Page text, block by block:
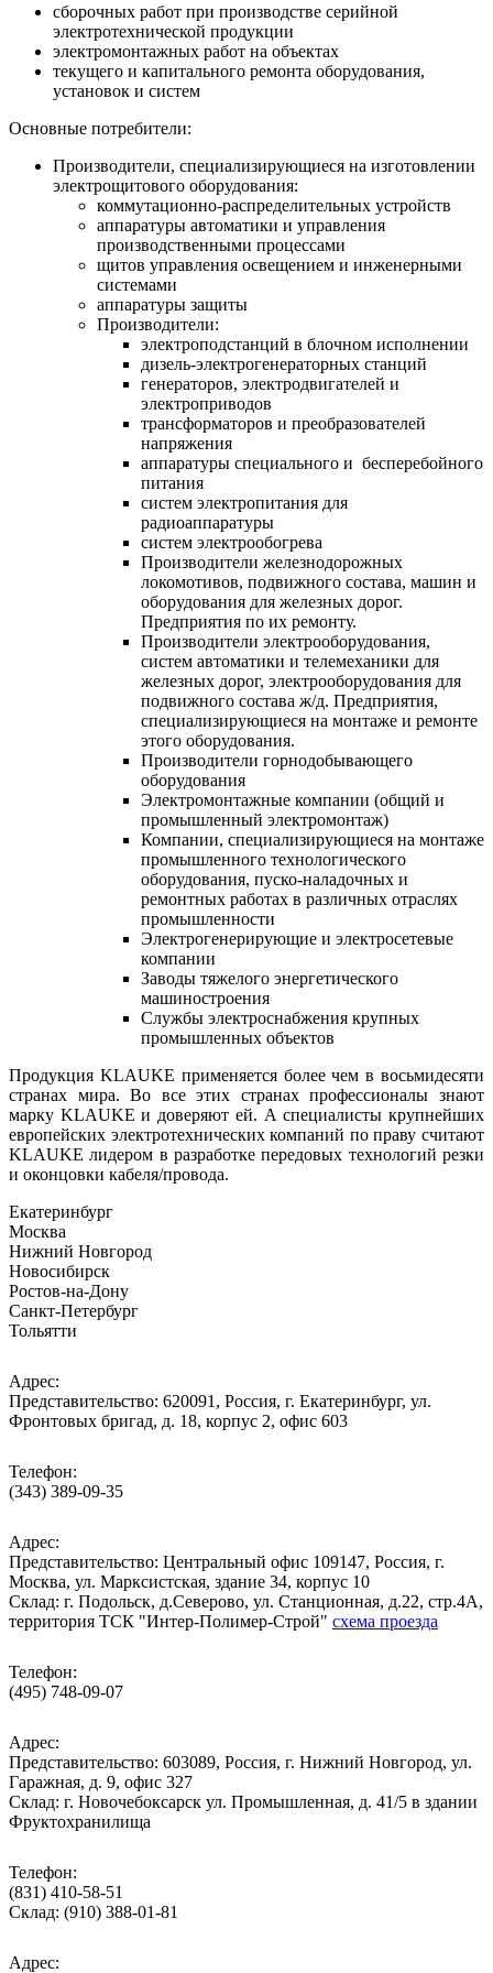
сборочных работ при производстве серийной
электротехнической продукции
электромонтажных работ на объектах
текущего и капитального ремонта оборудования,
установок и систем
Основные потребители:
Производители, специализирующиеся на изготовлении
электрощитового оборудования:
коммутационно-распределительных устройств
аппаратуры автоматики и управления
производственными процессами
щитов управления освещением и инженерными
системами
аппаратуры защиты
Производители:
электроподстанций в блочном исполнении
дизель-электрогенераторных станций
генераторов, электродвигателей и
электроприводов
трансформаторов и преобразователей
напряжения
аппаратуры специального и бесперебойного
питания
систем электропитания для
радиоаппаратуры
систем электрообогрева
Производители железнодорожных
локомотивов, подвижного состава, машин и
оборудования для железных дорог.
Предприятия по их ремонту.
Производители электрооборудования,
систем автоматики и телемеханики для
железных дорог, электрооборудования для
подвижного состава ж/д. Предприятия,
специализирующиеся на монтаже и ремонте
этого оборудования.
Производители горнодобывающего
оборудования
Электромонтажные компании (общий и
промышленный электромонтаж)
Компании, специализирующиеся на монтаже
промышленного технологического
оборудования, пуско-наладочных и
ремонтных работах в различных отраслях
промышленности
Электрогенерирующие и электросетевые
компании
Заводы тяжелого энергетического
машиностроения
Службы электроснабжения крупных
промышленных объектов
Продукция KLAUKE применяется более чем в восьмидесяти
странах мира. Во все этих странах профессионалы знают
марку KLAUKE и доверяют ей. А специалисты крупнейших
европейских электротехнических компаний по праву считают
KLAUKE лидером в разработке передовых технологий резки
и оконцовки кабеля/провода.
Екатеринбург
Москва
Нижний Новгород
Новосибирск
Ростов-на-Дону
Санкт-Петербург
Тольятти
Адрес:
Представительство: 620091, Россия, г. Екатеринбург, ул.
Фронтовых бригад, д. 18, корпус 2, офис 603
Телефон:
(343) 389-09-35
Адрес:
Представительство: Центральный офис 109147, Россия, г.
Москва, ул. Марксистская, здание 34, корпус 10
Cклад: г. Подольск, д.Северово, ул. Станционная, д.22, стр.4А,
территория ТСК "Интер-Полимер-Строй" схема проезда
Телефон:
(495) 748-09-07
Адрес:
Представительство: 603089, Россия, г. Нижний Новгород, ул.
Гаражная, д. 9, офис 327
Склад: г. Новочебоксарск ул. Промышленная, д. 41/5 в здании
Фруктохранилища
Телефон:
(831) 410-58-51
Склад: (910) 388-01-81
Адрес: